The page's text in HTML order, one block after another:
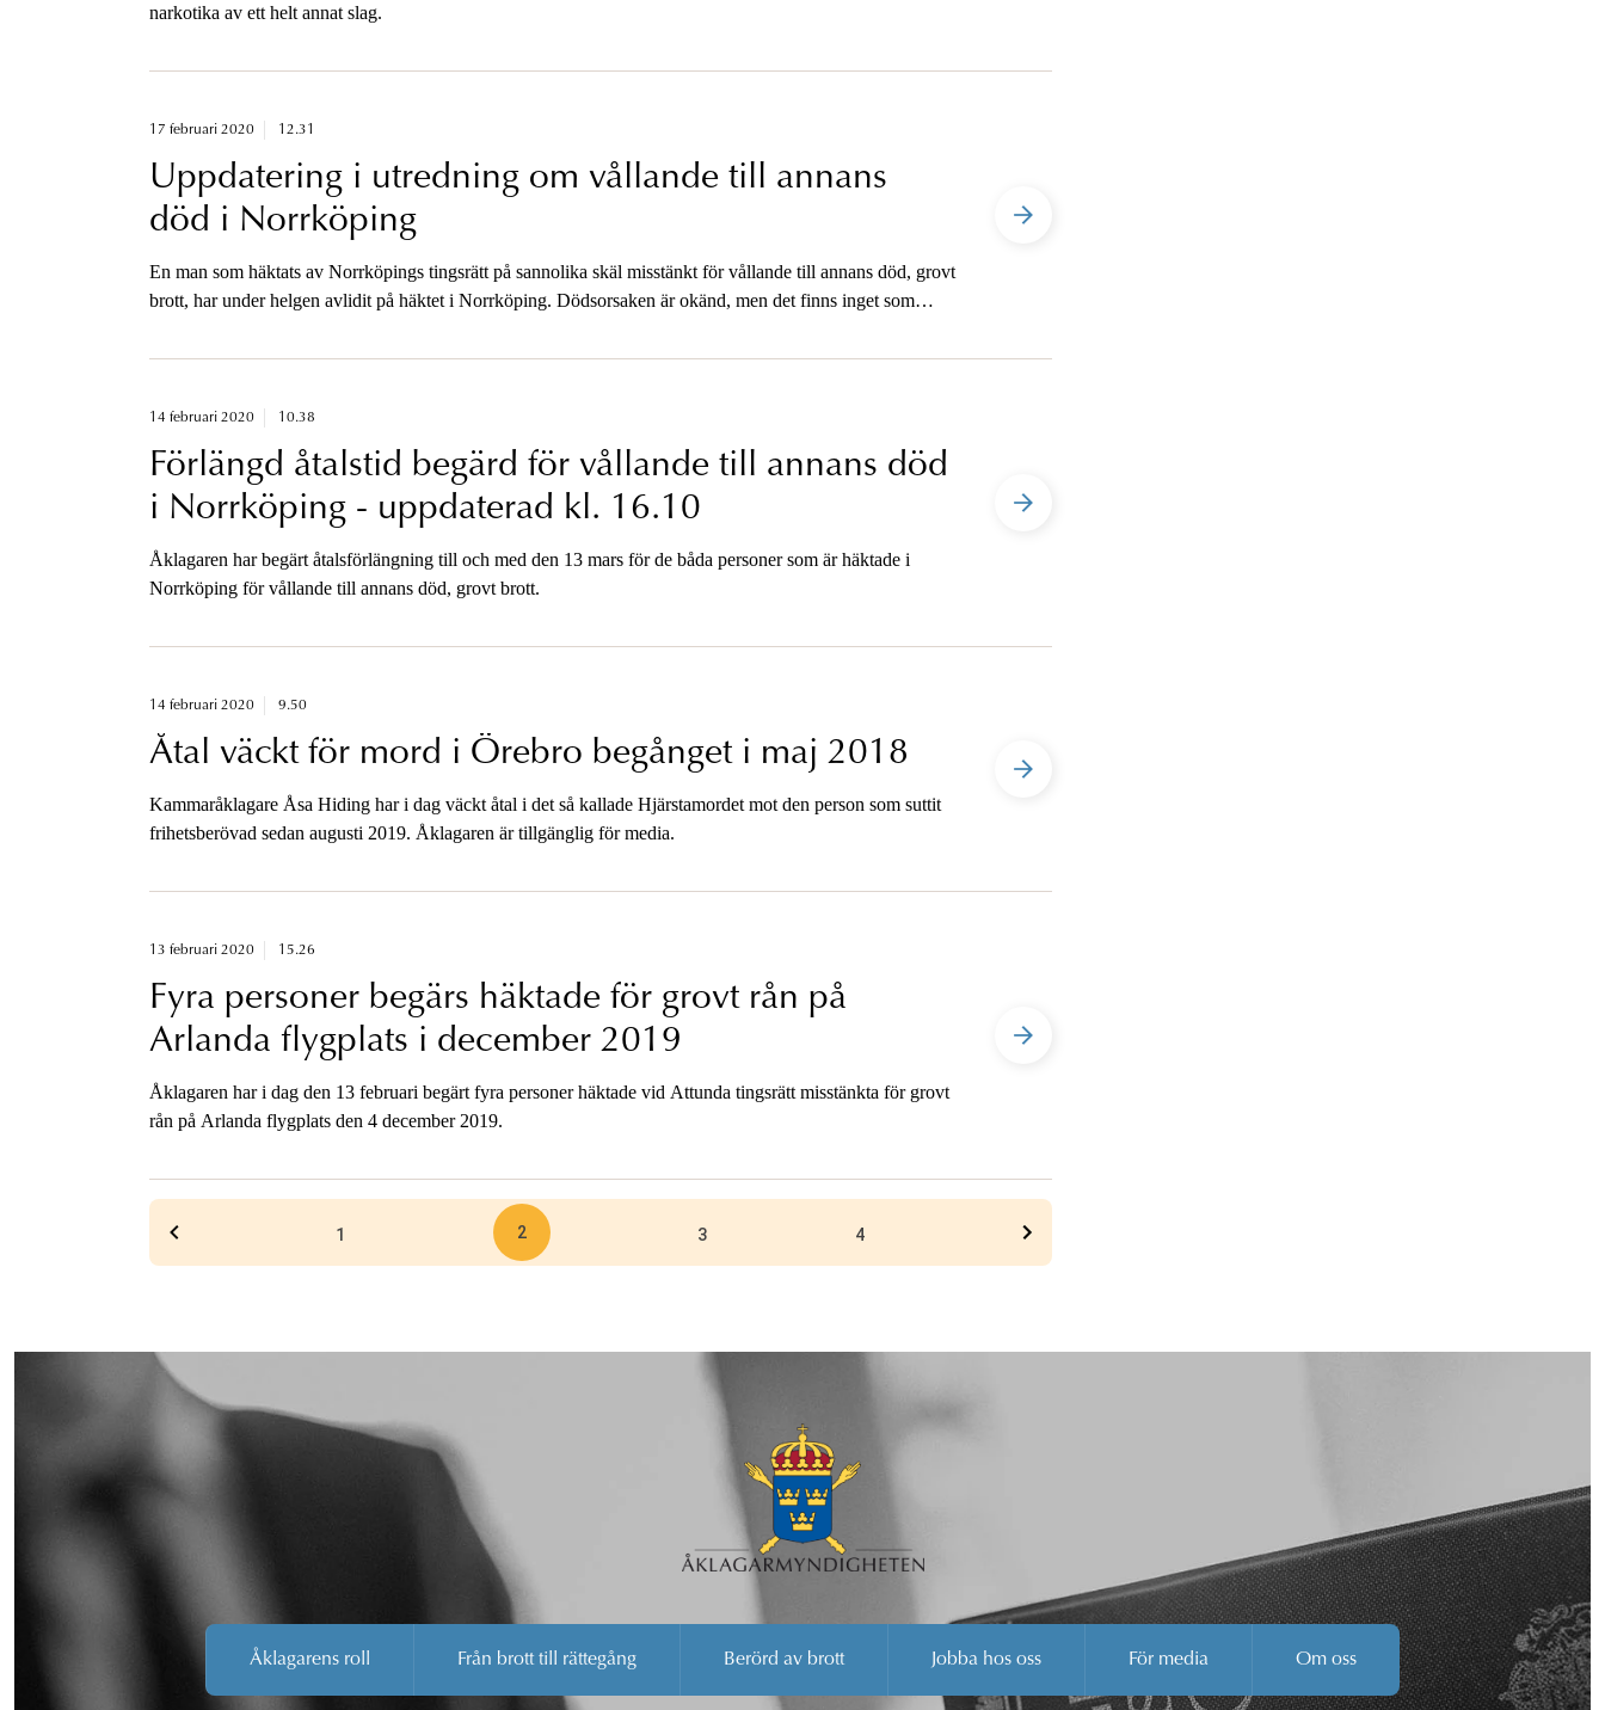
narkotika av ett helt annat slag.
17 februari 2020 12.31
Uppdatering i utredning om vållande till annans
död i Norrköping
En man som häktats av Norrköpings tingsrätt på sannolika skäl misstänkt för vållande till annans död, grovt
brott, har under helgen avlidit på häktet i Norrköping. Dödsorsaken är okänd, men det finns inget som
14 februari 2020 10.38
Förlängd åtalstid begärd för vållande till annans död
i Norrköping - uppdaterad kl. 16.10
Åklagaren har begärt åtalsförlängning till och med den 13 mars för de båda personer som är häktade i
Norrköping för vållande till annans död, grovt brott.
14 februari 2020 9.50
Åtal väckt för mord i Örebro begånget i maj 2018
Kammaråklagare Åsa Hiding har i dag väckt åtal i det så kallade Hjärstamordet mot den person som suttit
frihetsberövad sedan augusti 2019. Åklagaren är tillgänglig för media.
13 februari 2020 15.26
Fyra personer begärs häktade för grovt rån på
Arlanda flygplats i december 2019
Åklagaren har i dag den 13 februari begärt fyra personer häktade vid Attunda tingsrätt misstänkta för grovt
rån på Arlanda flygplats den 4 december 2019.
1 2 3 4
Åklagarens roll Från brott till rättegång Berörd av brott Jobba hos oss För media Om oss